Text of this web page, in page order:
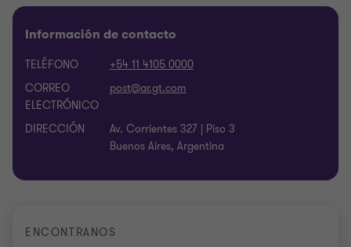
Información de contacto
TELÉFONO
+54 11 4105 0000
CORREO
ELECTRÓNICO
DIRECCIÓN
Av. Corrientes 327 | Piso 3
Buenos Aires, Argentina
ENCONTRANOS